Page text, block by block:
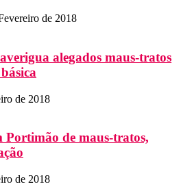
de 2018
alegados maus-tratos
de 2018
Portimão de maus-tratos,
de 2018